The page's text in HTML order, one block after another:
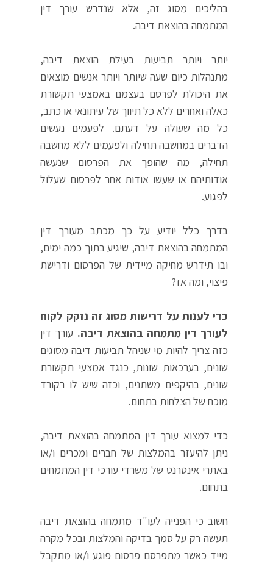
בהליכים מסוג זה, אלא שנדרש עורך דין
המתמחה בהוצאת דיבה.
יותר ויותר תביעות בעילת הוצאת דיבה,
מתנהלות כיום שעה שיותר ויותר אנשים מוצאים
את היכולת לפרסם בעצמם באמצעי תקשורת
כאלה ואחרים ללא כל תיווך של עיתונאי או כתב,
כל מה שעולה על דעתם. לפעמים נעשים
הדברים במחשבה תחילה ולפעמים ללא מחשבה
תחילה, מה שהופך את הפרסום שנעשה
אודותיהם או שעשו אודות אחר לפרסום שעלול
לפגוע.
בדרך כלל יודיע על כך מכתב מעורך דין
המתמחה בהוצאת דיבה, שיגיע בתוך כמה ימים,
ובו תידרש מחיקה מיידית של הפרסום ודרישת
פיצוי, ומה אז?
כדי לענות על דרישות מסוג זה נזקק לקוח
לעורך דין מתמחה בהוצאת דיבה. עורך דין
כזה צריך להיות מי שניהל תביעות דיבה מסוגים
שונים, בערכאות שונות, כנגד אמצעי תקשורת
שונים, בהיקפים משתנים, וכזה שיש לו רקורד
מוכח של הצלחות בתחום.
כדי למצוא עורך דין המתמחה בהוצאת דיבה,
ניתן להיעזר בהמלצות של חברים ומכרים ו/או
באתרי אינטרנט של משרדי עורכי דין המתמחים
בתחום.
חשוב כי הפנייה לעו"ד מתמחה בהוצאת דיבה
תעשה רק על סמך בדיקה והמלצות ובכל מקרה
מייד כאשר מתפרסם פרסום פוגע ו/או מתקבל